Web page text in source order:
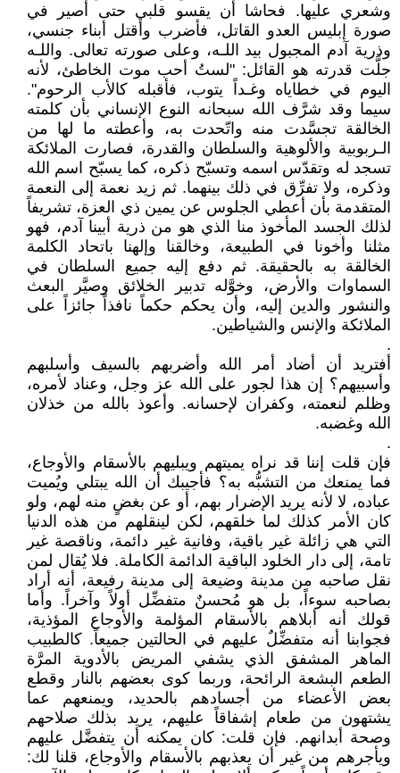
وشعري عليها. فحاشا أن يقسو قلبي حتى أصير في
صورة إبليس العدو القاتل، فأضرب وأقتل أبناء جنسي،
وذرية آدم المجبول بيد اللـه، وعلى صورته تعالى. واللـه
جلَّت قدرته هو القائل: "لستُ أحب موت الخاطئ، لأنه
اليوم في خطاياه وغـداً يتوب، فأقبله كالأب الرحوم".
سيما وقد شرَّف الله سبحانه النوع الإنساني بأن كلمته
الخالقة تجسَّدت منه واتّحدت به، وأعطته ما لها من
الـربوبية والألوهية والسلطان والقدرة، فصارت الملائكة
تسجد له وتقدّس اسمه وتسبّح ذكره، كما يسبّح اسم الله
وذكره، ولا تفرِّق في ذلك بينهما. ثم زيد نعمة إلى النعمة
المتقدمة بأن أعطي الجلوس عن يمين ذي العزة، تشريفاً
لذلك الجسد المأخوذ منا الذي هو من ذرية أبينا آدم، فهو
مثلنا وأخونا في الطبيعة، وخالقنا وإلهنا باتحاد الكلمة
الخالقة به بالحقيقة. ثم دفع إليه جميع السلطان في
السماوات والأرض، وخوَّله تدبير الخلائق وصيَّر البعث
والنشور والدين إليه، وأن يحكم حكماً نافذاً جائزاً على
الملائكة والإنس والشياطين.
.
أفتريد أن أضاد أمر الله وأضربهم بالسيف وأسلبهم
وأسبيهم؟ إن هذا لجور على الله عز وجل، وعناد لأمره،
وظلم لنعمته، وكفران لإحسانه. وأعوذ بالله من خذلان
الله وغضبه.
.
فإن قلت إننا قد نراه يميتهم ويبليهم بالأسقام والأوجاع،
فما يمنعك من التشبُّه به؟ فأجيبك أن الله يبتلي ويُميت
عباده، لا لأنه يريد الإضرار بهم، أو عن بغضٍ منه لهم، ولو
كان الأمر كذلك لما خلقهم، لكن لينقلهم من هذه الدنيا
التي هي زائلة غير باقية، وفانية غير دائمة، وناقصة غير
تامة، إلى دار الخلود الباقية الدائمة الكاملة. فلا يُقال لمن
نقل صاحبه من مدينة وضيعة إلى مدينة رفيعة، أنه أراد
بصاحبه سوءاً، بل هو مُحسنٌ متفضِّل أولاً وآخراً. وأما
قولك أنه أبلاهم بالأسقام المؤلمة والأوجاع المؤذية،
فجوابنا أنه متفضِّلٌ عليهم في الحالتين جميعاً. كالطبيب
الماهر المشفق الذي يشفي المريض بالأدوية المرَّة
الطعم البشعة الرائحة، وربما كوى بعضهم بالنار وقطع
بعض الأعضاء من أجسادهم بالحديد، ويمنعهم عما
يشتهون من طعام إشفاقاً عليهم، يريد بذلك صلاحهم
وصحة أبدانهم. فإن قلت: كان يمكنه أن يتفضَّل عليهم
ويأجرهم من غير أن يعذبهم بالأسقام والأوجاع، قلنا لك: